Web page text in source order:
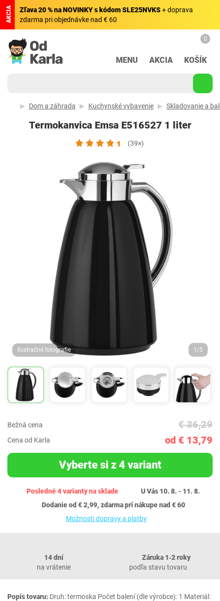
AKCIA Zľava 20 % na NOVINKY s kódom SLE25NVKS+ doprava
zdarma pri objednávke nad € 60
MENU AKCIA
0
KOŠÍK
Dom a záhrada Kuchynské vybavenie Skladovanie a
Termokanvica Emsa E516527 1 liter
(39×)
Ilustračné fotografie 1/5
Bežná cena € 36,29
Cena od Karla od € 13,79
Vyberte si z 4 variant
Posledné 4 varianty na sklade
U Vás 10. 8. - 11. 8.
Dodanie od € 2,99, zdarma pri nákupe nad € 60
Možnosti dopravy a platby
14 dní
na vrátenie
Záruka 1‐2 roky
podľa stavu tovaru
Popis tovaru: Druh: termoska Počet balení (dle výrobce): 1 Materiál: